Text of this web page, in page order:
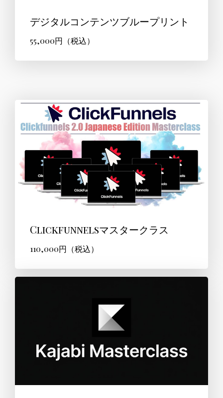
デジタルコンテンツブループリント
55,000円（税込）
Clickfunnelsマスタークラス
110,000円（税込）